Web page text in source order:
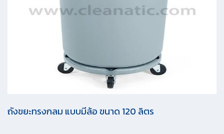
ถังขยะทรงกลม แบบมีล้อ ขนาด 120 ลิตร